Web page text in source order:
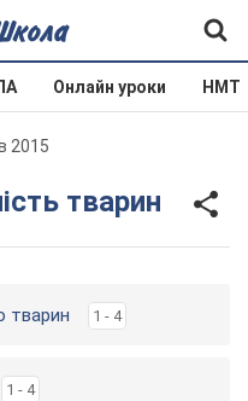
Онлайн уроки НМТ
2015
тварин
тварин 1 - 4
1 - 4